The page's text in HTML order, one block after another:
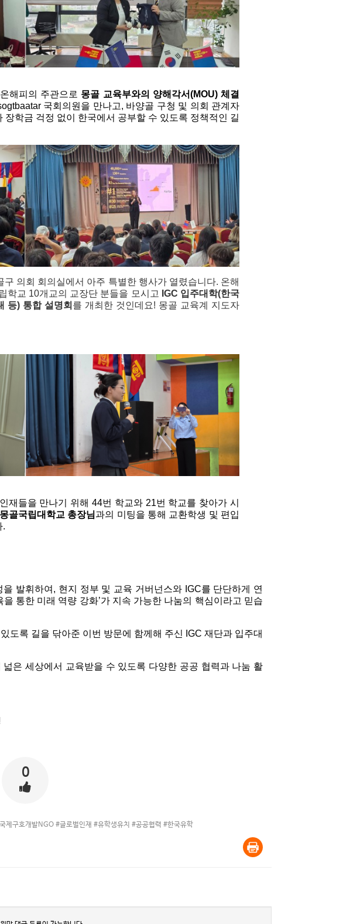
해피의 주관으로 몽골 교육부와의 양해각서(MOU) 체결
국회의원을 만나고, 바양골 구청 및 의회 관계자
학금 걱정 없이 한국에서 공부할 수 있도록 정책적인 길
구 의회 회의실에서 아주 특별한 행사가 열렸습니다. 온해
학교 10개교의 교장단 분들을 모시고 IGC 입주대학(한국
등) 통합 설명회 를 개최한 것인데요! 몽골 교육계 지도자
재들을 만나기 위해 44번 학교와 21번 학교를 찾아가 시
몽골국립대학교 총장님과의 미팅을 통해 교환학생 및 편입
.
발휘하여, 현지 정부 및 교육 거버넌스와 IGC를 단단하게 연
통한 미래 역량 강화’가 지속 가능한 나눔의 핵심이라고 믿습
도록 길을 닦아준 이번 방문에 함께해 주신 IGC 재단과 입주대
은 세상에서 교육받을 수 있도록 다양한 공공 협력과 나눔 활
0
구호개발NGO #글로벌인재 #유학생유치 #공공협력 #한국유학